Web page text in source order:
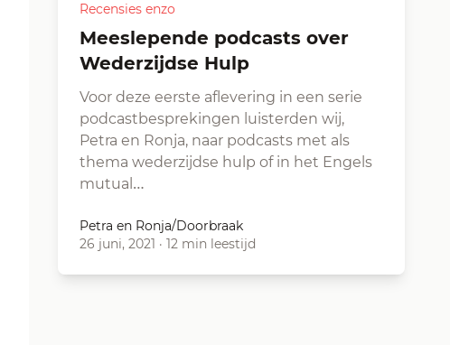
Recensies enzo
Meeslepende podcasts over
Wederzijdse Hulp
Voor deze eerste aflevering in een serie
podcastbesprekingen luisterden wij,
Petra en Ronja, naar podcasts met als
thema wederzijdse hulp of in het Engels
mutual…
Petra en Ronja/Doorbraak
26 juni, 2021 · 12 min leestijd